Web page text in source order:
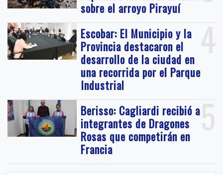
sobre el arroyo Pirayuí
4
Escobar: El Municipio y la
Provincia destacaron el
desarrollo de la ciudad en
una recorrida por el Parque
Industrial
5
Berisso: Cagliardi recibió a
integrantes de Dragones
Rosas que competirán en
Francia